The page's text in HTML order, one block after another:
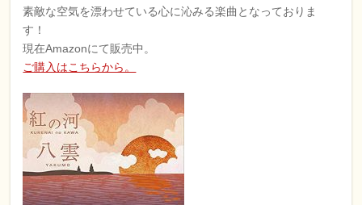
素敵な空気を漂わせている心に沁みる楽曲となっておりま
す！
現在Amazonにて販売中。
ご購入はこちらから。